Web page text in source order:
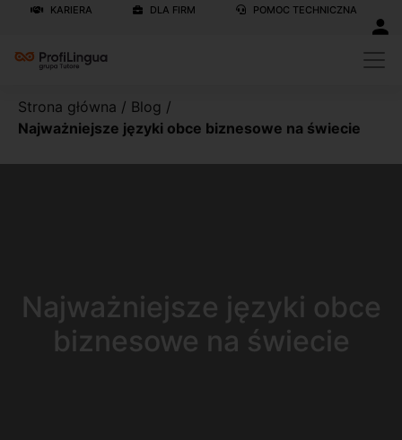
KARIERA DLA FIRM POMOC TECHNICZNA
Strona główna / Blog /
Najważniejsze języki obce biznesowe na świecie
Najważniejsze języki obce
biznesowe na świecie